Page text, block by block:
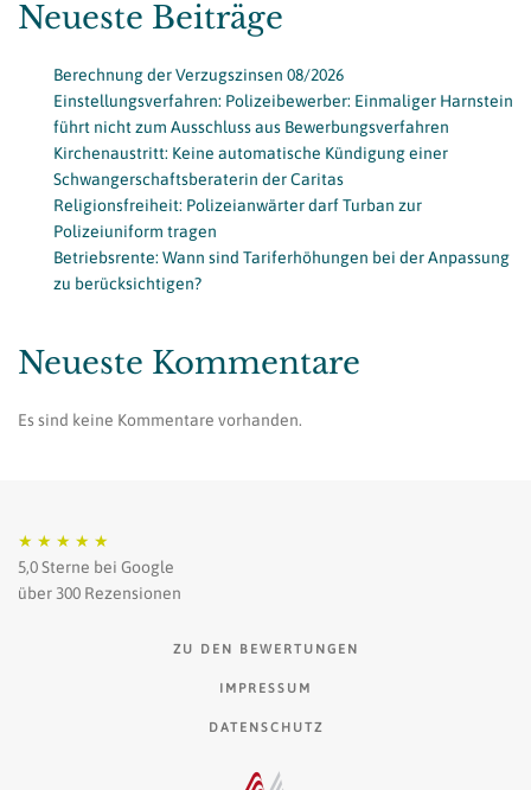
Neueste Beiträge
Berechnung der Verzugszinsen 08/2026
Einstellungsverfahren: Polizeibewerber: Einmaliger Harnstein
führt nicht zum Ausschluss aus Bewerbungsverfahren
Kirchenaustritt: Keine automatische Kündigung einer
Schwangerschaftsberaterin der Caritas
Religionsfreiheit: Polizeianwärter darf Turban zur
Polizeiuniform tragen
Betriebsrente: Wann sind Tariferhöhungen bei der Anpassung
zu berücksichtigen?
Neueste Kommentare
Es sind keine Kommentare vorhanden.
★ ★ ★ ★ ★
5,0 Sterne bei Google
über 300 Rezensionen
ZU DEN BEWERTUNGEN
IMPRESSUM
DATENSCHUTZ